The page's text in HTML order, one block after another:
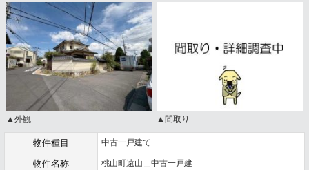
▲外観 ▲間取り
物件種目 中古一戸建て
物件名称 桃山町遠山＿中古一戸建